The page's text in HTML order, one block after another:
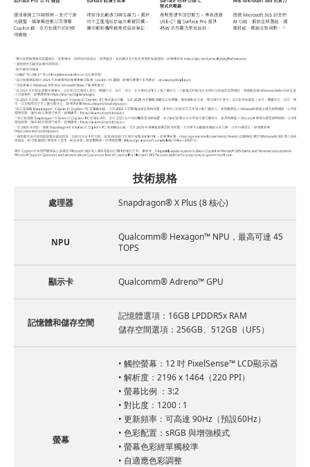
技術規格
處理器 Snapdragon® X Plus (8 核心)
NPU
Qualcomm® Hexagon™ NPU，最高可達 45
TOPS
顯示卡 Qualcomm® Adreno™ GPU
記憶體和儲存空間
記憶體選項：16GB LPDDR5x RAM
儲存空間選項：256GB、512GB（UFS）
螢幕
• 觸控螢幕：12 吋 PixelSense™ LCD顯示器
• 解析度：2196 x 1464（220 PPI）
• 螢幕比例 ：3:2
• 對比度：1200 : 1
• 更新頻率：可高達 90Hz（預設60Hz）
• 色彩配置：sRGB 與增強模式
• 螢幕色彩經單獨校準
• 自適應色彩調整